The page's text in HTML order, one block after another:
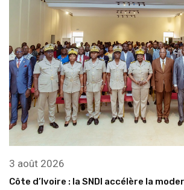
3 août 2026
Côte d’Ivoire : la SNDI accélère la